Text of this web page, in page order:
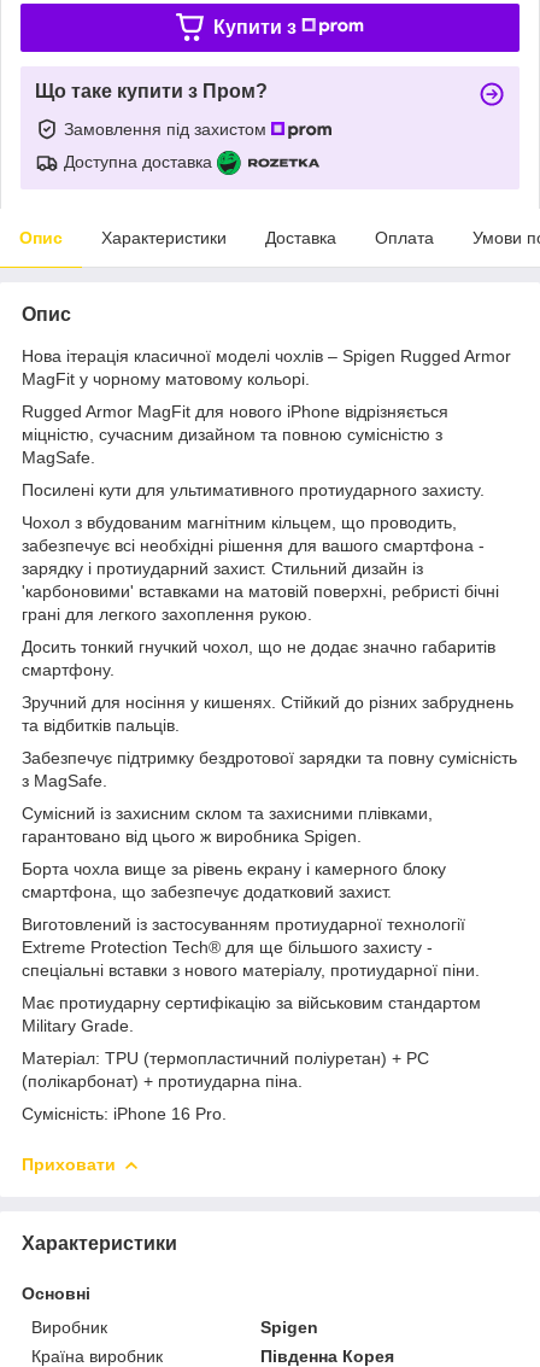
Купити з
Що таке купити з Пром?
Замовлення під захистом
Доступна доставка
Опис Характеристики Доставка Оплата Умови
Опис
Нова ітерація класичної моделі чохлів – Spigen Rugged Armor
MagFit у чорному матовому кольорі.
Rugged Armor MagFit для нового iPhone відрізняється
міцністю, сучасним дизайном та повною сумісністю з
MagSafe.
Посилені кути для ультимативного протиударного захисту.
Чохол з вбудованим магнітним кільцем, що проводить,
забезпечує всі необхідні рішення для вашого смартфона -
зарядку і протиударний захист. Стильний дизайн із
'карбоновими' вставками на матовій поверхні, ребристі бічні
грані для легкого захоплення рукою.
Досить тонкий гнучкий чохол, що не додає значно габаритів
смартфону.
Зручний для носіння у кишенях. Стійкий до різних забруднень
та відбитків пальців.
Забезпечує підтримку бездротової зарядки та повну сумісність
з MagSafe.
Сумісний із захисним склом та захисними плівками,
гарантовано від цього ж виробника Spigen.
Борта чохла вище за рівень екрану і камерного блоку
смартфона, що забезпечує додатковий захист.
Виготовлений із застосуванням протиударної технології
Extreme Protection Tech® для ще більшого захисту -
спеціальні вставки з нового матеріалу, протиударної піни.
Має протиударну сертифікацію за військовим стандартом
Military Grade.
Матеріал: TPU (термопластичний поліуретан) + PC
(полікарбонат) + протиударна піна.
Сумісність: iPhone 16 Pro.
Приховати
Характеристики
Основні
Виробник
Spigen
Країна виробник
Південна Корея